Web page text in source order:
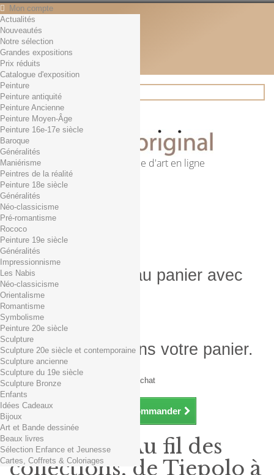
Mon compte
Contact
Français
English
Français
Actualités
Rechercher
Première librairie d'art en ligne
Panier (vide)
Aucun produit
0,01€ dès 29€ d'achat
0,00 € Total
Commander
Produit ajouté au panier avec
succès
Quantité
Total
Il y a 1 produit dans votre panier.
Total produits TTC
Frais de port TTC
0,01€ dès 29€ d'achat
Total TTC
Continuer mes achats Commander
Actualités
Nouveautés
Notre sélection
Grandes expositions
Prix réduits
Catalogue d'exposition
Peinture
Peinture antiquité
Peinture Ancienne
Peinture Moyen-Âge
Peinture 16e-17e siècle
Baroque
Généralités
Maniérisme
Peintres de la réalité
Peinture 18e siècle
Généralités
Néo-classicisme
Pré-romantisme
Rococo
Peinture 19e siècle
Généralités
Impressionnisme
Les Nabis
Néo-classicisme
Orientalisme
Romantisme
Symbolisme
Peinture 20e siècle
Sculpture
Sculpture 20e siècle et contemporaine
Sculpture ancienne
Sculpture du 19e siècle
Sculpture Bronze
Enfants
Idées Cadeaux
Bijoux
Art et Bande dessinée
Beaux livres
Sélection Enfance et Jeunesse
Cartes, Coffrets & Coloriages
Exposition Au fil des
collections, de Tiepolo à